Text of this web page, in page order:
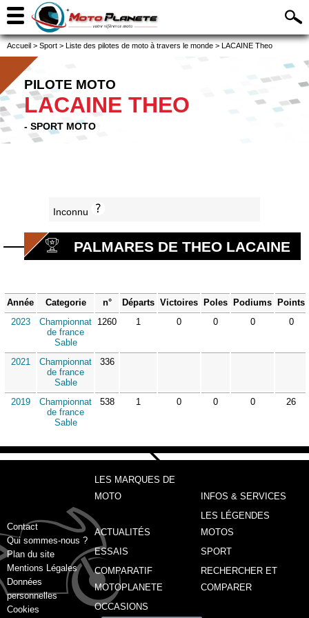
Accueil > Sport > Liste des pilotes de moto à travers le monde > LACAINE Theo
PILOTE MOTO
LACAINE THEO
- SPORT MOTO
Inconnu
PALMARES DE THEO LACAINE
Année Categorie n° Départs Victoires Poles Podiums
Points
2023
Championnat
de france
Sable
1260 1 0 0 0 0
2021
Championnat
de france
Sable
336
2019
Championnat
de france
Sable
538 1 0 0 0 26
Contact
Qui sommes-nous ?
Plan du site
Mentions Légales
Données
personnelles
Cookies
LES MARQUES DE
MOTO
INFOS & SERVICES
ACTUALITÉS
LES LÉGENDES
MOTOS
ESSAIS
SPORT
COMPARATIF
MOTOPLANETE
RECHERCHER ET
COMPARER
OCCASIONS